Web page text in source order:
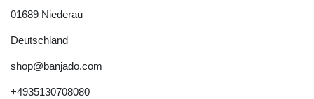
01689 Niederau
Deutschland
shop@banjado.com
+4935130708080